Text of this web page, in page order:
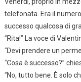
Venerdì, proprio in
telefonata. Era il
successo qualcosa di
“Rita!” La voce di
“Devi prendere un
“Cosa è successo?”
“No, tutto bene. È solo